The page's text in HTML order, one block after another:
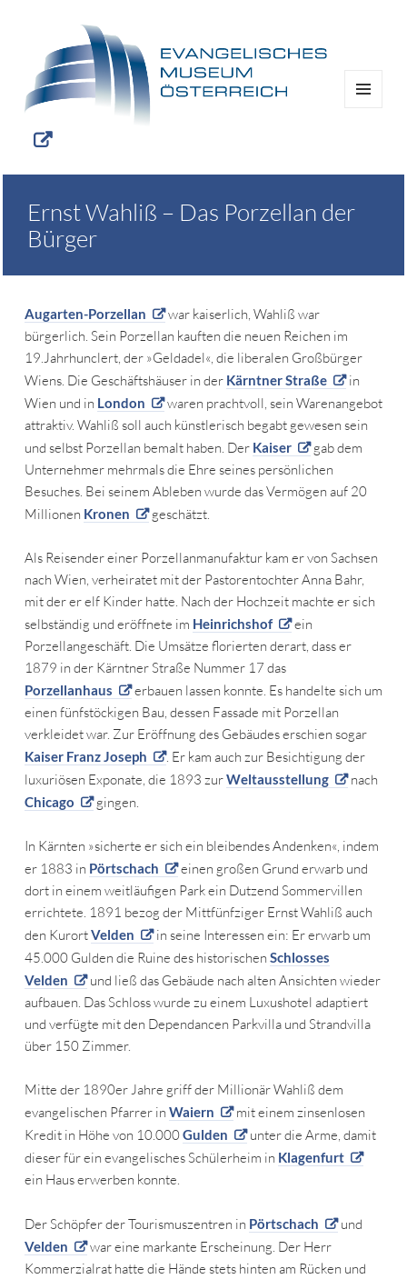
Ernst Wahliß – Das Porzellan der
Bürger
Augarten-Porzellan
war kaiserlich, Wahliß war
bürgerlich. Sein Porzellan kauften die neuen Reichen im
19.Jahrhunclert, der »Geldadel«, die liberalen Großbürger
Wiens. Die Geschäftshäuser in der Kärntner Straße
in
Wien und in London
waren prachtvoll, sein Warenangebot
attraktiv. Wahliß soll auch künstlerisch begabt gewesen sein
und selbst Porzellan bemalt haben. Der Kaiser
gab dem
Unternehmer mehrmals die Ehre seines persönlichen
Besuches. Bei seinem Ableben wurde das Vermögen auf 20
Millionen Kronen geschätzt.
Als Reisender einer Porzellanmanufaktur kam er von Sachsen
nach Wien, verheiratet mit der Pastorentochter Anna Bahr,
mit der er elf Kinder hatte. Nach der Hochzeit machte er sich
selbständig und eröffnete im Heinrichshof
ein
Porzellangeschäft. Die Umsätze florierten derart, dass er
1879 in der Kärntner Straße Nummer 17 das
Porzellanhaus
erbauen lassen konnte. Es handelte sich um
einen fünfstöckigen Bau, dessen Fassade mit Porzellan
verkleidet war. Zur Eröffnung des Gebäudes erschien sogar
Kaiser Franz Joseph
. Er kam auch zur Besichtigung der
luxuriösen Exponate, die 1893 zurWeltausstellung nach
Chicago gingen.
In Kärnten »sicherte er sich ein bleibendes Andenken«, indem
er 1883 in Pörtschach
einen großen Grund erwarb und
dort in einem weitläufigen Park ein Dutzend Sommervillen
errichtete. 1891 bezog der Mittfünfziger Ernst Wahliß auch
den KurortVelden
in seine Interessen ein: Er erwarb um
45.000 Gulden die Ruine des historischen Schlosses
Velden
und ließ das Gebäude nach alten Ansichten wieder
aufbauen. Das Schloss wurde zu einem Luxushotel adaptiert
und verfügte mit den Dependancen Parkvilla und Strandvilla
über 150 Zimmer.
Mitte der 1890er Jahre griff der Millionär Wahliß dem
evangelischen Pfarrer in Waiern
mit einem zinsenlosen
Kredit in Höhe von 10.000Gulden
unter die Arme, damit
dieser für ein evangelisches Schülerheim in Klagenfurt
ein Haus erwerben konnte.
Der Schöpfer der Tourismuszentren in Pörtschach und
Velden
war eine markante Erscheinung. Der Herr
Kommerzialrat hatte die Hände stets hinten am Rücken und